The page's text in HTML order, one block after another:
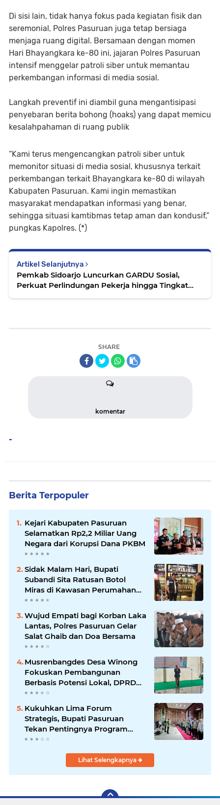
Di sisi lain, tidak hanya fokus pada kegiatan fisik dan
seremonial, Polres Pasuruan juga tetap bersiaga
menjaga ruang digital. Bersamaan dengan momen
Hari Bhayangkara ke-80 ini, jajaran Polres Pasuruan
intensif menggelar patroli siber untuk memantau
perkembangan informasi di media sosial.
Langkah preventif ini diambil guna mengantisipasi
penyebaran berita bohong (hoaks) yang dapat memicu
kesalahpahaman di ruang publik
“Kami terus mengencangkan patroli siber untuk
memonitor situasi di media sosial, khususnya terkait
perkembangan terkait Bhayangkara ke-80 di wilayah
Kabupaten Pasuruan. Kami ingin memastikan
masyarakat mendapatkan informasi yang benar,
sehingga situasi kamtibmas tetap aman dan kondusif,”
pungkas Kapolres. (*)
Artikel Selanjutnya
Pemkab Sidoarjo Luncurkan GARDU Sosial,
Perkuat Perlindungan Pekerja hingga Tingkat
SHARE
komentar
-
Berita Terpopuler
Kejari Kabupaten Pasuruan
Selamatkan Rp2,2 Miliar Uang
Negara dari Korupsi Dana PKBM
Sidak Malam Hari, Bupati
Subandi Sita Ratusan Botol
Miras di Kawasan Perumahan
Sidoarjo
Wujud Empati bagi Korban Laka
Lantas, Polres Pasuruan Gelar
Salat Ghaib dan Doa Bersama
Musrenbangdes Desa Winong
Fokuskan Pembangunan
Berbasis Potensi Lokal, DPRD
Optimistis Meski Dihantam
Efisiensi Anggaran
Kukuhkan Lima Forum
Strategis, Bupati Pasuruan
Tekan Pentingnya Program
Nyata untuk Rakyat
Lihat Selengkapnya